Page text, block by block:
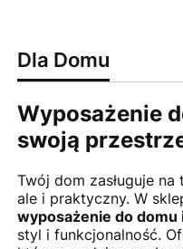
Dla Domu
Wyposażenie
swoją
Twój dom zasługuje
ale i praktyczny. W
wyposażenie do domu
styl i funkcjonalność.